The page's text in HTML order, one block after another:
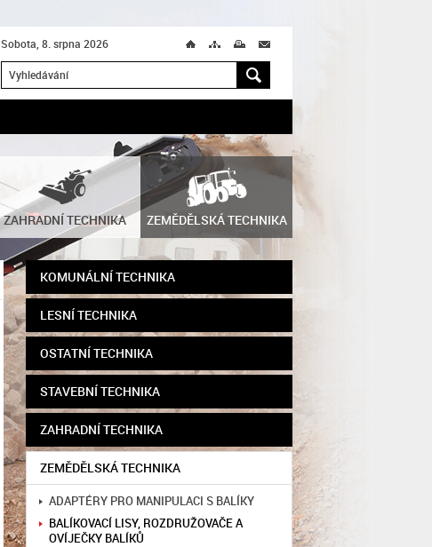
Sobota, 8. srpna 2026 Ú M T M
H
ZAHRADNÍ TECHNIKA ZEMĚDĚLSKÁ TECHNIKA
KOMUNÁLNÍ TECHNIKA
LESNÍ TECHNIKA
OSTATNÍ TECHNIKA
STAVEBNÍ TECHNIKA
ZAHRADNÍ TECHNIKA
ZEMĚDĚLSKÁ TECHNIKA
ADAPTÉRY PRO MANIPULACI S BALÍKY
BALÍKOVACÍ LISY, ROZDRUŽOVAČE A
OVÍJEČKY BALÍKŮ